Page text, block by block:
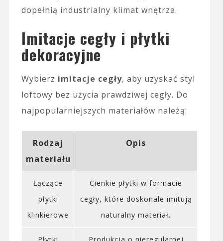
dopełnią industrialny klimat wnętrza.
Imitacje cegły i płytki
dekoracyjne
Wybierz imitacje cegły, aby uzyskać styl
loftowy bez użycia prawdziwej cegły. Do
najpopularniejszych materiałów należą:
Rodzaj
materiału
Opis
Łączące
płytki
klinkierowe
Cienkie płytki w formacie
cegły, które doskonale imitują
naturalny materiał.